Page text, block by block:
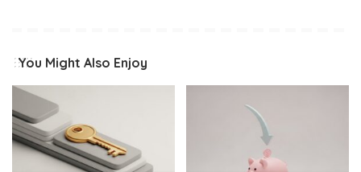
You Might Also Enjoy